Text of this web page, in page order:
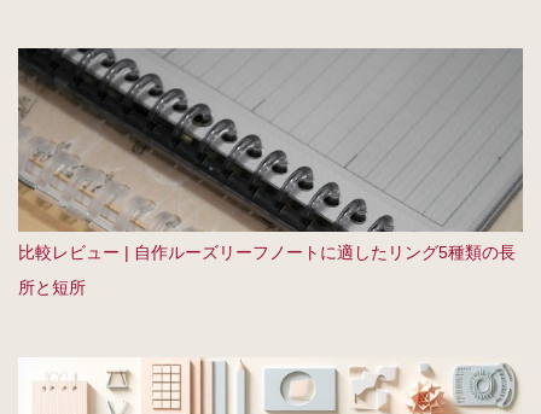
比較レビュー | 自作ルーズリーフノートに適したリング5種類の長
所と短所